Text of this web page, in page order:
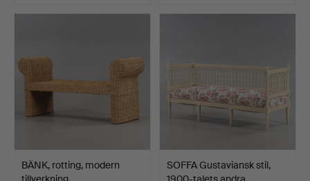
BÄNK, rotting, modern
SOFFA Gustaviansk stil,